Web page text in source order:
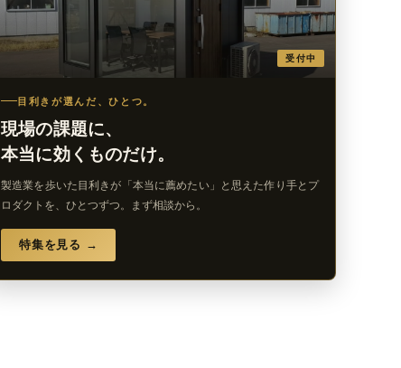
受付中
目利きが選んだ、ひとつ。
現場の課題に、
本当に効くものだけ。
製造業を歩いた目利きが「本当に薦めたい」と思えた作り手とプ
ロダクトを、ひとつずつ。まず相談から。
特集を見る →